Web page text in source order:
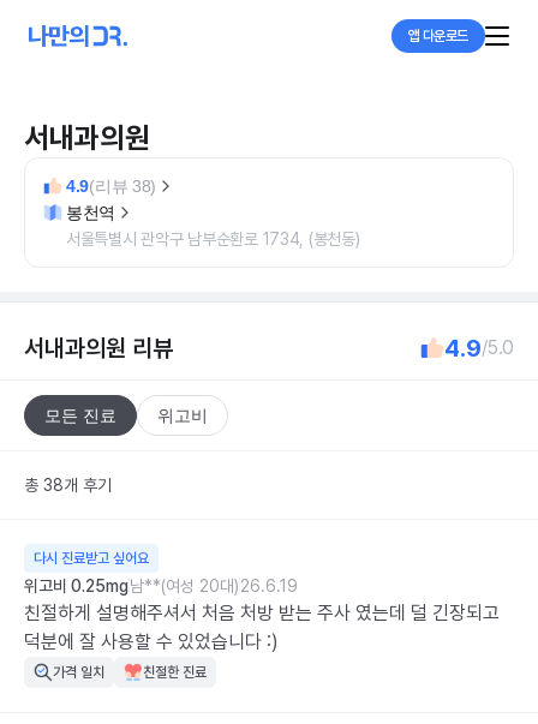
앱 다운로드
서내과의원
4.9(리뷰 38)
봉천역
서울특별시 관악구 남부순환로 1734, (봉천동)
서내과의원 리뷰 4.9/5.0
모든 진료 위고비
총 38개 후기
다시 진료받고 싶어요
위고비 0.25mg남**(여성 20대)26.6.19
친절하게 설명해주셔서 처음 처방 받는 주사 였는데 덜 긴장되고
덕분에 잘 사용할 수 있었습니다 :)
가격 일치 친절한 진료